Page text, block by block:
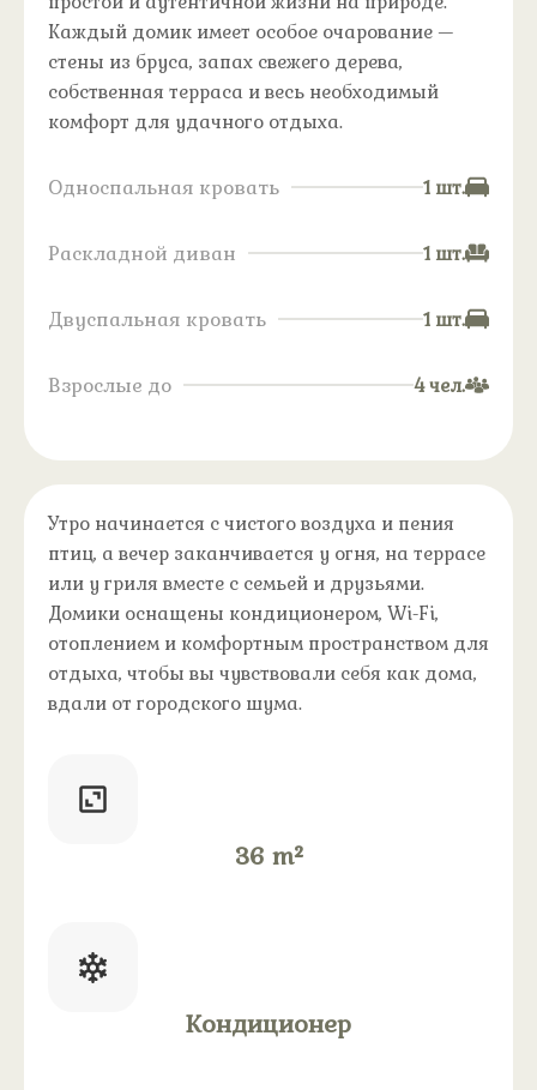
Каждый домик имеет особое очарование —
стены из бруса, запах свежего дерева,
собственная терраса и весь необходимый
комфорт для удачного отдыха.
Односпальная кровать 1 шт.
Раскладной диван 1 шт.
Двуспальная кровать 1 шт.
Взрослые до 4 чел.
Утро начинается с чистого воздуха и пения
птиц, а вечер заканчивается у огня, на террасе
или у гриля вместе с семьей и друзьями.
Домики оснащены кондиционером, Wi-Fi,
отоплением и комфортным пространством для
отдыха, чтобы вы чувствовали себя как дома,
вдали от городского шума.
36 m²
Кондиционер